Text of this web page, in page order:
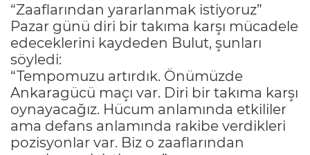
“Zaaflarından yararlanmak istiyoruz”
Pazar günü diri bir takıma karşı mücadele
edeceklerini kaydeden Bulut, şunları
söyledi:
“Tempomuzu artırdık. Önümüzde
Ankaragücü maçı var. Diri bir takıma karşı
oynayacağız. Hücum anlamında etkililer
ama defans anlamında rakibe verdikleri
pozisyonlar var. Biz o zaaflarından